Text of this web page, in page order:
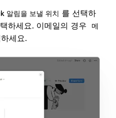
알림을 보낼 위치 를 선택하
하세요. 이메일의 경우
메
세요.